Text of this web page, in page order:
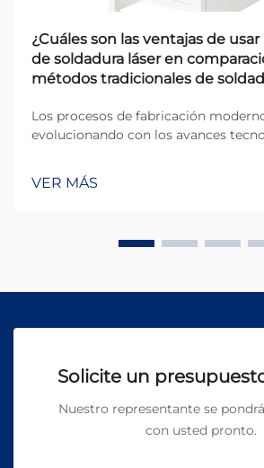
¿Cuáles son las ventajas de
de soldadura láser en
métodos tradicionales de
Los procesos de fabricación
evolucionando con los avances
de esta transformación. Entre los
importantes en los últimos años está
aplicaciones en sectores de alta
VER MÁS
Solicite un
Nuestro representante se
con usted pronto.